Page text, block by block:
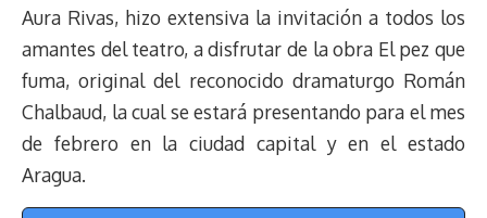
Aura Rivas, hizo extensiva la invitación a todos los
amantes del teatro, a disfrutar de la obra El pez que
fuma, original del reconocido dramaturgo Román
Chalbaud, la cual se estará presentando para el mes
de febrero en la ciudad capital y en el estado
Aragua.